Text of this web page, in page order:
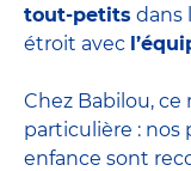
tout-petits dans
étroit avec
Chez Babilou,
particulière : nos
enfance sont